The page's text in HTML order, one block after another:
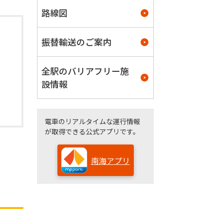
路線図
振替輸送のご案内
全駅のバリアフリー施
設情報
電車のリアルタイムな運行情報
が取得できる公式アプリです。
南海アプリ